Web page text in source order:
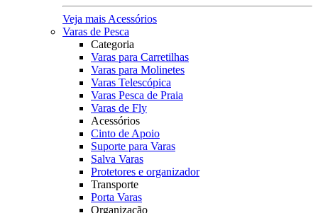
Veja mais Acessórios
Varas de Pesca
Categoria
Varas para Carretilhas
Varas para Molinetes
Varas Telescópica
Varas Pesca de Praia
Varas de Fly
Acessórios
Cinto de Apoio
Suporte para Varas
Salva Varas
Protetores e organizador
Transporte
Porta Varas
Organização